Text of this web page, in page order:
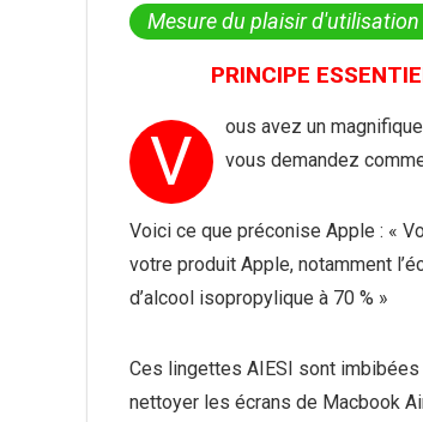
Mesure du plaisir
PRINCIPE
V
ous avez un
vous demandez
Voici ce que préconise Apple : «
votre produit Apple, notamment
d’alcool isopropylique à 70 % »
Ces lingettes AIESI sont imbibées
nettoyer les écrans de Macbook